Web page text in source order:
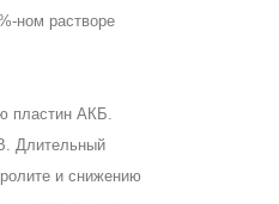
ном растворе
пластин АКБ.
Длительный
и снижению